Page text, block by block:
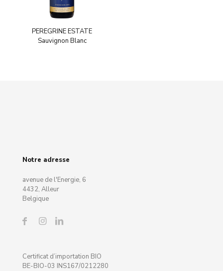
PEREGRINE ESTATE
Sauvignon Blanc
Notre adresse
avenue de l'Energie, 6
4432, Alleur
Belgique
Certificat d’importation BIO
BE-BIO-03 INS167/0212280